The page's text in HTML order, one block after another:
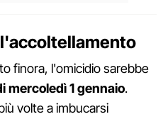
finora, l'omicidio sarebbe
mercoledì 1 gennaio.
volte a imbucarsi